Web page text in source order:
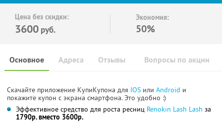
Цена без скидки:
3600 руб.
Экономия:
50%
Основное Отзывы Вопросы по акции
Адреса
Скачайте приложение КупиКупона для IOS или Android и
покажите купон с экрана смартфона. Это удобно :)
Эффективное средство для роста ресниц Renokin Lash Lash за
1790р. вместо 3600р.